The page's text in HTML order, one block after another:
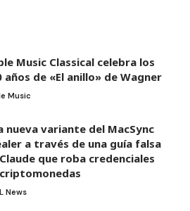
Music Classical celebra los
años de «El anillo» de Wagner
Music
nueva variante del MacSync
a través de una guía falsa
que roba credenciales
News